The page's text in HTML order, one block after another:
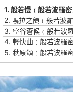
播
放
器
1. 般若慢﹙般若波羅密
2. 嘎拉之韻﹙般若波
3. 空谷蒼候﹙般若波
4. 輕快曲﹙般若波羅
5. 秋原頌﹙般若波羅